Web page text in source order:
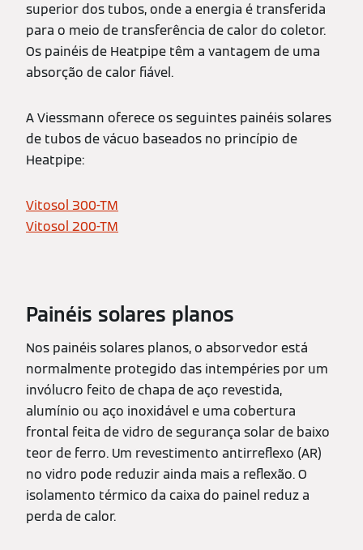
superior dos tubos, onde a energia é transferida
para o meio de transferência de calor do coletor.
Os painéis de Heatpipe têm a vantagem de uma
absorção de calor fiável.
A Viessmann oferece os seguintes painéis solares
de tubos de vácuo baseados no princípio de
Heatpipe:
Vitosol 300-TM
Vitosol 200-TM
Painéis solares planos
Nos painéis solares planos, o absorvedor está
normalmente protegido das intempéries por um
invólucro feito de chapa de aço revestida,
alumínio ou aço inoxidável e uma cobertura
frontal feita de vidro de segurança solar de baixo
teor de ferro. Um revestimento antirreflexo (AR)
no vidro pode reduzir ainda mais a reflexão. O
isolamento térmico da caixa do painel reduz a
perda de calor.